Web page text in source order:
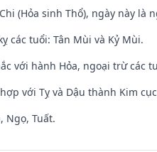
(Hỏa sinh Thổ), ngày này là
các tuổi: Tân Mùi và Kỷ Mùi.
với hành Hỏa, ngoại trừ các
với Tỵ và Dậu thành Kim
Ngọ, Tuất.